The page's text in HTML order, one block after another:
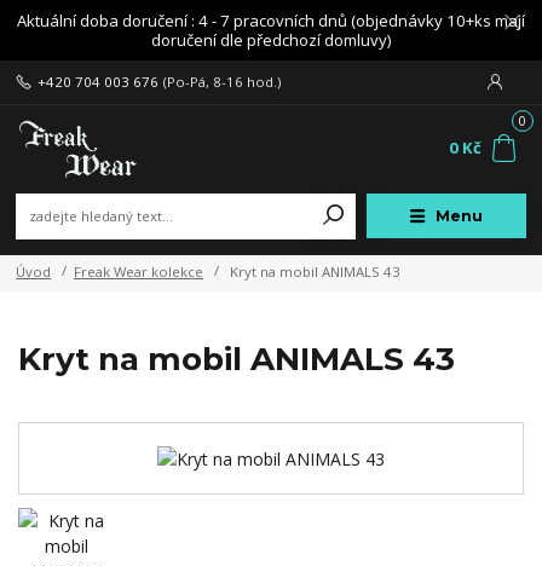
Aktuální doba doručení : 4 - 7 pracovních dnů (objednávky 10+ks mají
doručení dle předchozí domluvy)
Menu
+420 704 003 676 (Po-Pá, 8-16 hod.)
0
0 Kč
Úvod Freak Wear kolekce Kryt na mobil ANIMALS 43
Kryt na mobil ANIMALS 43